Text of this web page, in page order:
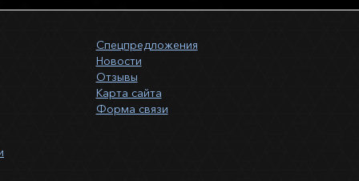
Спецпредложения
Новости
Отзывы
Карта сайта
Форма связи